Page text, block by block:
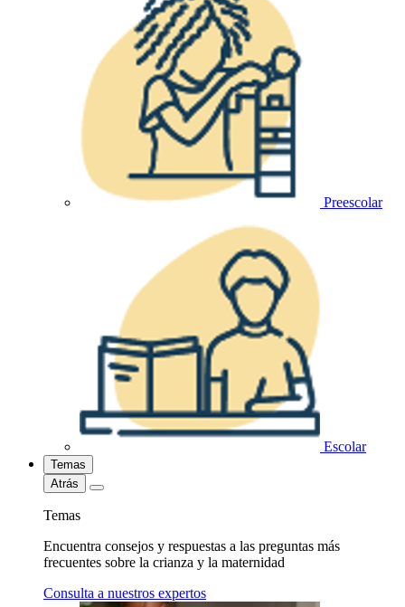
Preescolar
Escolar
Temas
Atrás
Temas
Encuentra consejos y respuestas a las preguntas más
frecuentes sobre la crianza y la maternidad
Consulta a nuestros expertos